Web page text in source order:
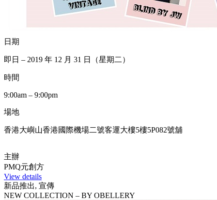
日期
即日 – 2019 年 12 月 31 日（星期二）
時間
9:00am – 9:00pm
場地
香港大嶼山香港國際機場二號客運大樓5樓5P082號舖
主辦
PMQ元創方
View details
新品推出, 宣傳
NEW COLLECTION – BY OBELLERY